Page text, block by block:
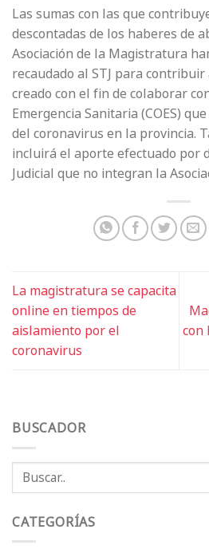
BUSCADOR
CATEGORÍAS
Las sumas con las que
descontadas de los haberes de
Asociación de la Magistratura
recaudado al STJ para
creado con el fin de colaborar
Emergencia Sanitaria (COES)
del coronavirus en la provincia.
incluirá el aporte efectuado por
Judicial que no integran la
La magistratura se capacita
online en tiempos de
aislamiento por el
coronavirus
con